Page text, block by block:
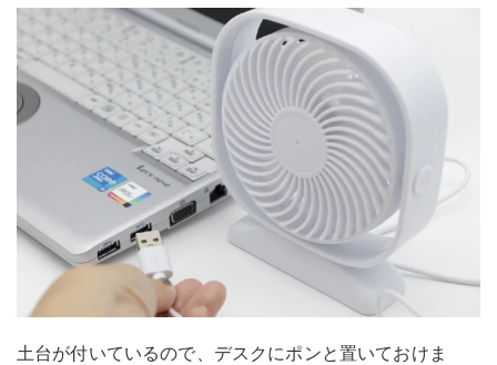
土台が付いているので、デスクにポンと置いておけま